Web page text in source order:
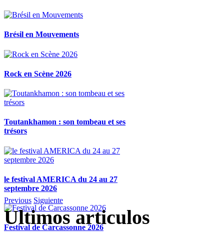
Brésil en Mouvements
Rock en Scène 2026
Toutankhamon : son tombeau et ses
trésors
le festival AMERICA du 24 au 27
septembre 2026
Festival de Carcassonne 2026
Previous Siguiente
Ultimos articulos